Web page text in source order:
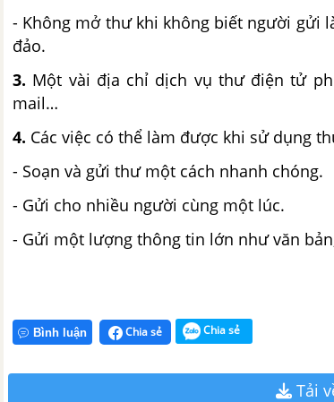
- Không mở thư khi không biết người gửi
đảo.
3. Một vài địa chỉ dịch vụ thư điện tử
mail…
4. Các việc có thể làm được khi sử dụng
- Soạn và gửi thư một cách nhanh chóng.
- Gửi cho nhiều người cùng một lúc.
- Gửi một lượng thông tin lớn như văn
Bình luận Chia sẻ Chia sẻ
Tải